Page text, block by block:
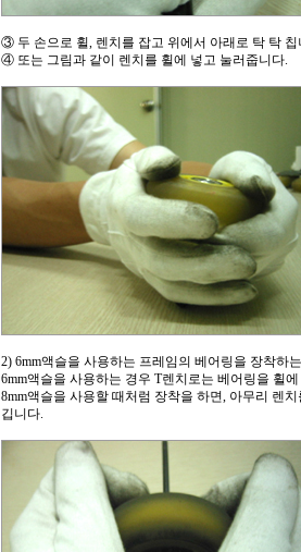
③ 두 손으로 휠, 렌치를 잡고 위에서 아래로 탁 탁 칩
④ 또는 그림과 같이 렌치를 휠에 넣고 눌러줍니다.
2) 6mm액슬을 사용하는 프레임의 베어링을 장착하
6mm액슬을 사용하는 경우 T렌치로는 베어링을 휠
8mm액슬을 사용할 때처럼 장착을 하면, 아무리 렌
깁니다.